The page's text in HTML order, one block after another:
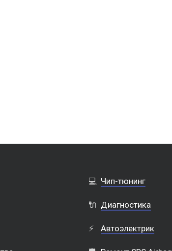
💻 Чип-тюнинг
🔌 Диагностика
⚡ Автоэлектрик